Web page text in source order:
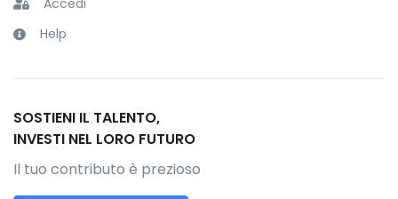
Help
SOSTIENI IL TALENTO,
INVESTI NEL LORO FUTURO
Il tuo contributo è prezioso